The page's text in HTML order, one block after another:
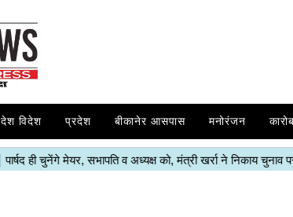
देश विदेश प्रदेश बीकानेर आसपास मनोरंजन